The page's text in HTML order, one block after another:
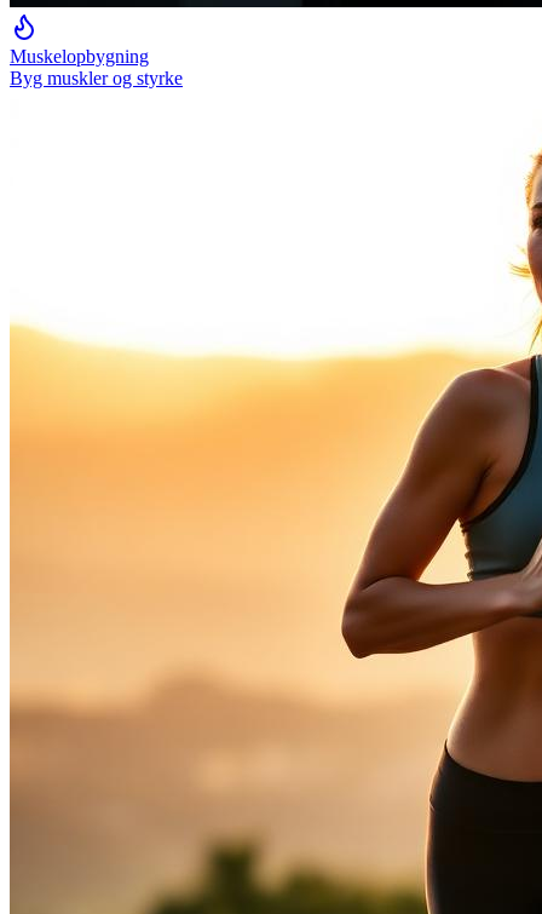
Muskelopbygning
Byg muskler og styrke